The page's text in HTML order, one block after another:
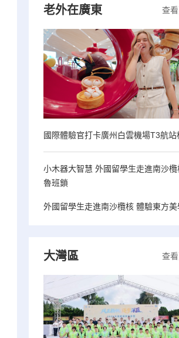
查
老外在廣東
國際體驗官打卡廣州白雲機場T3航站
小木器大智慧 外國留學生走進南沙
魯班鎖
外國留學生走進南沙欖核 體驗東方美
查
大灣區